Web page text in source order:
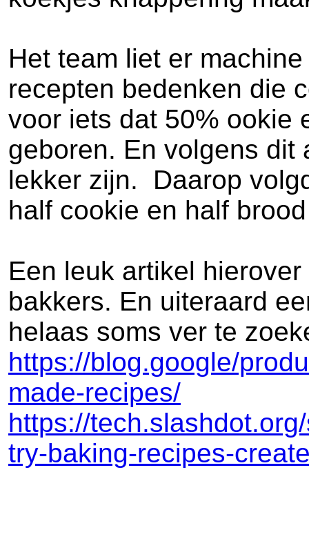
Het team liet er
recepten bedenken die
voor iets dat 50% ookie
geboren. En volgens dit
lekker zijn. Daarop
half cookie en half
Een leuk artikel
bakkers. En uiteraard
helaas soms ver te
https://blog.google/
made-recipes/
https://
try-baking-recipes-